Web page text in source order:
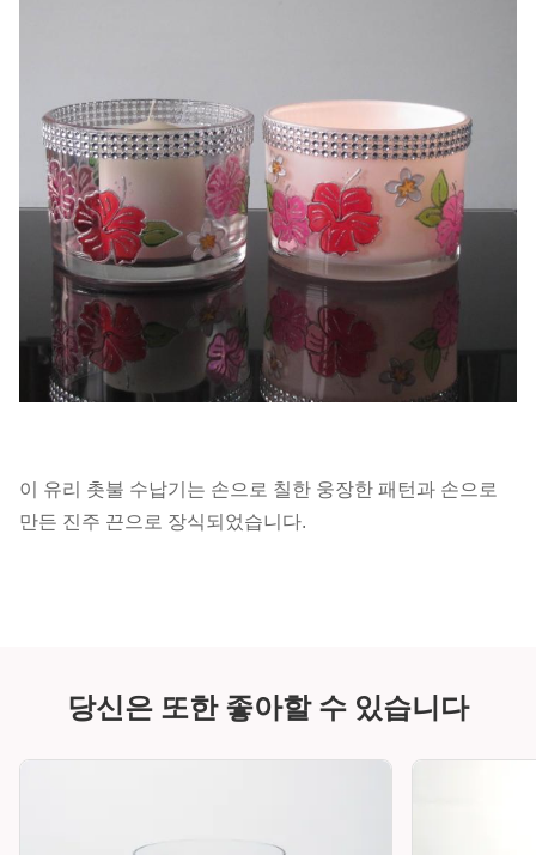
이 유리 촛불 수납기는 손으로 칠한 웅장한 패턴과 손으로
만든 진주 끈으로 장식되었습니다.
당신은 또한 좋아할 수 있습니다